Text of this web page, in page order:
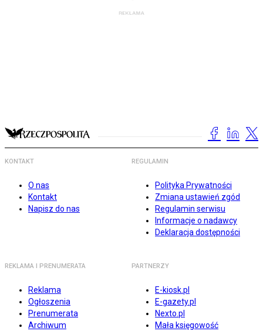
KONTAKT
O nas
Kontakt
Napisz do nas
REGULAMIN
Polityka Prywatności
Zmiana ustawień zgód
Regulamin serwisu
Informacje o nadawcy
Deklaracja dostępności
REKLAMA I PRENUMERATA
Reklama
Ogłoszenia
Prenumerata
Archiwum
PARTNERZY
E-kiosk.pl
E-gazety.pl
Nexto.pl
Mała księgowość